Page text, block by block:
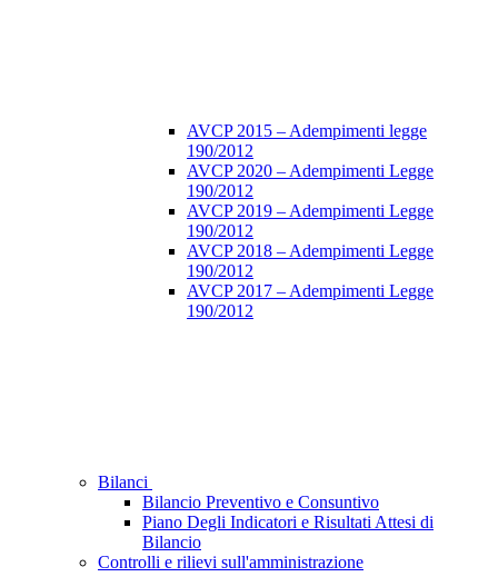
AVCP 2015 – Adempimenti legge
190/2012
AVCP 2020 – Adempimenti Legge
190/2012
AVCP 2019 – Adempimenti Legge
190/2012
AVCP 2018 – Adempimenti Legge
190/2012
AVCP 2017 – Adempimenti Legge
190/2012
Bilanci
Bilancio Preventivo e Consuntivo
Piano Degli Indicatori e Risultati Attesi di
Bilancio
Controlli e rilievi sull'amministrazione